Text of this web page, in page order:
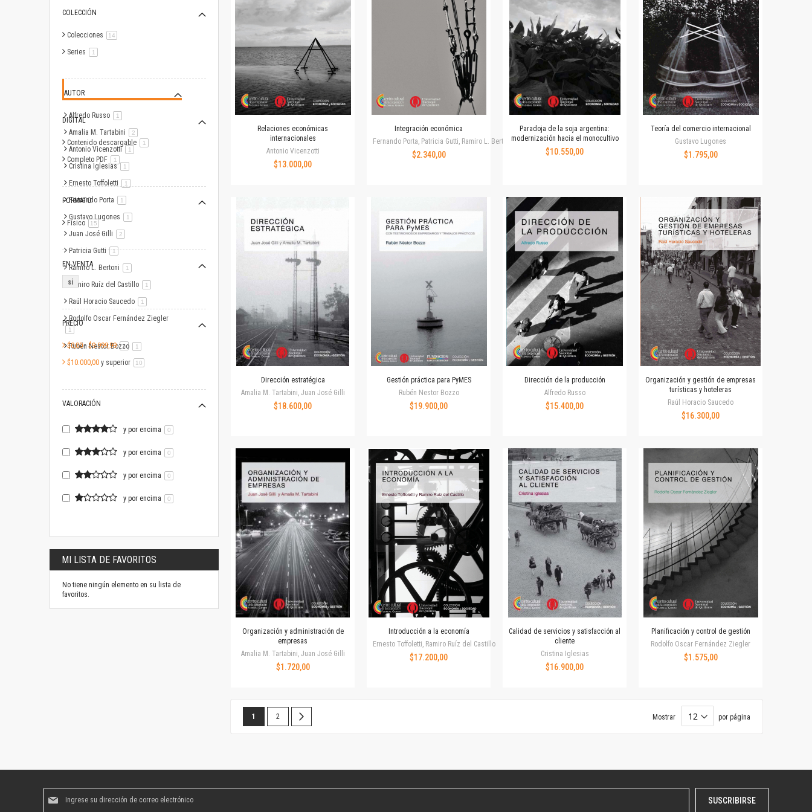
Revista de Ciencias Sociales. Segunda época
Fondo editorial
Biomedicina
Coediciones
Jornadas académicas
La ideología argentina
Libros de arte
Otros títulos
Textos para la enseñanza universitaria
Intersecciones
Convergencia. Entre memoria y sociedad
Filosofía y ciencia
Unidad de Publicaciones del Departamento de Ciencia y Tecnología
Colecciones
Universidad Virtual de Quilmes
Colecciones
Ideas de Educación Virtual
Unidad de Publicaciones del Departamento de Economía y Administración
Colecciones
Otros títulos
Economía y Gestión
Economía y Sociedad
Series
Investigación
Unidad de Publicaciones del Departamento de Ciencias Sociales
Tesis Grado
Cursos
Experiencias
Escuela de Artes
Colecciones
Publicaciones periódicas
Series
Relaciones económicas
internacionales
Antonio Vicenzotti
$13.000,00
Integración económica
Fernando Porta, Patricia Gutti, Ramiro L. Bertoni
$2.340,00
Paradoja de la soja argentina:
modernización hacia el monocultivo
$10.550,00
Teoría del comercio internacional
Gustavo Lugones
$1.795,00
Dirección estratégica
Amalia M. Tartabini, Juan José Gilli
$18.600,00
Gestión práctica para PyMES
Rubén Nestor Bozzo
$19.900,00
Dirección de la producción
Alfredo Russo
$15.400,00
Organización y gestión de empresas
turísticas y hoteleras
Raúl Horacio Saucedo
$16.300,00
Organización y administración de
empresas
Amalia M. Tartabini, Juan José Gilli
$1.720,00
Introducción a la economía
Ernesto Toffoletti, Ramiro Ruíz del Castillo
$17.200,00
Calidad de servicios y satisfacción al
cliente
Cristina Iglesias
$16.900,00
Planificación y control de gestión
Rodolfo Oscar Fernández Ziegler
$1.575,00
Estás leyendo la página
1 Página
2 Mostrar por página
COLECCIÓN
Colecciones 14
Series 1
AUTOR
Alfredo Russo 1
Amalia M. Tartabini 2artículo
Antonio Vicenzotti 1 artículo
Cristina Iglesias 1
Ernesto Toffoletti 1
Fernando Porta 1
Gustavo Lugones 1
Juan José Gilli 2artículo
Patricia Gutti 1artículo
Ramiro L. Bertoni 1
Ramiro Ruíz del Castillo 1
Raúl Horacio Saucedo 1
Rodolfo Oscar Fernández Ziegler
1
Rubén Nestor Bozzo 1
DIGITAL
Contenido descargable 1
Completo PDF 1
FORMATO
Físico 15 artículo
EN VENTA
si
PRECIO
$0,00- $9.999,99 5artículo
$10.000,00 y superior 10
VALORACIÓN
y por encima 0
y por encima 0
y por encima 0
y por encima 0
MI LISTA DE FAVORITOS
No tiene ningún elemento en su lista de
favoritos.
SUSCRIBIRSE